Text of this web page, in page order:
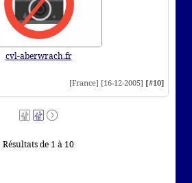
cvl-aberwrach.fr
[France] [16-12-2005] [#10]
Résultats de 1 à 10